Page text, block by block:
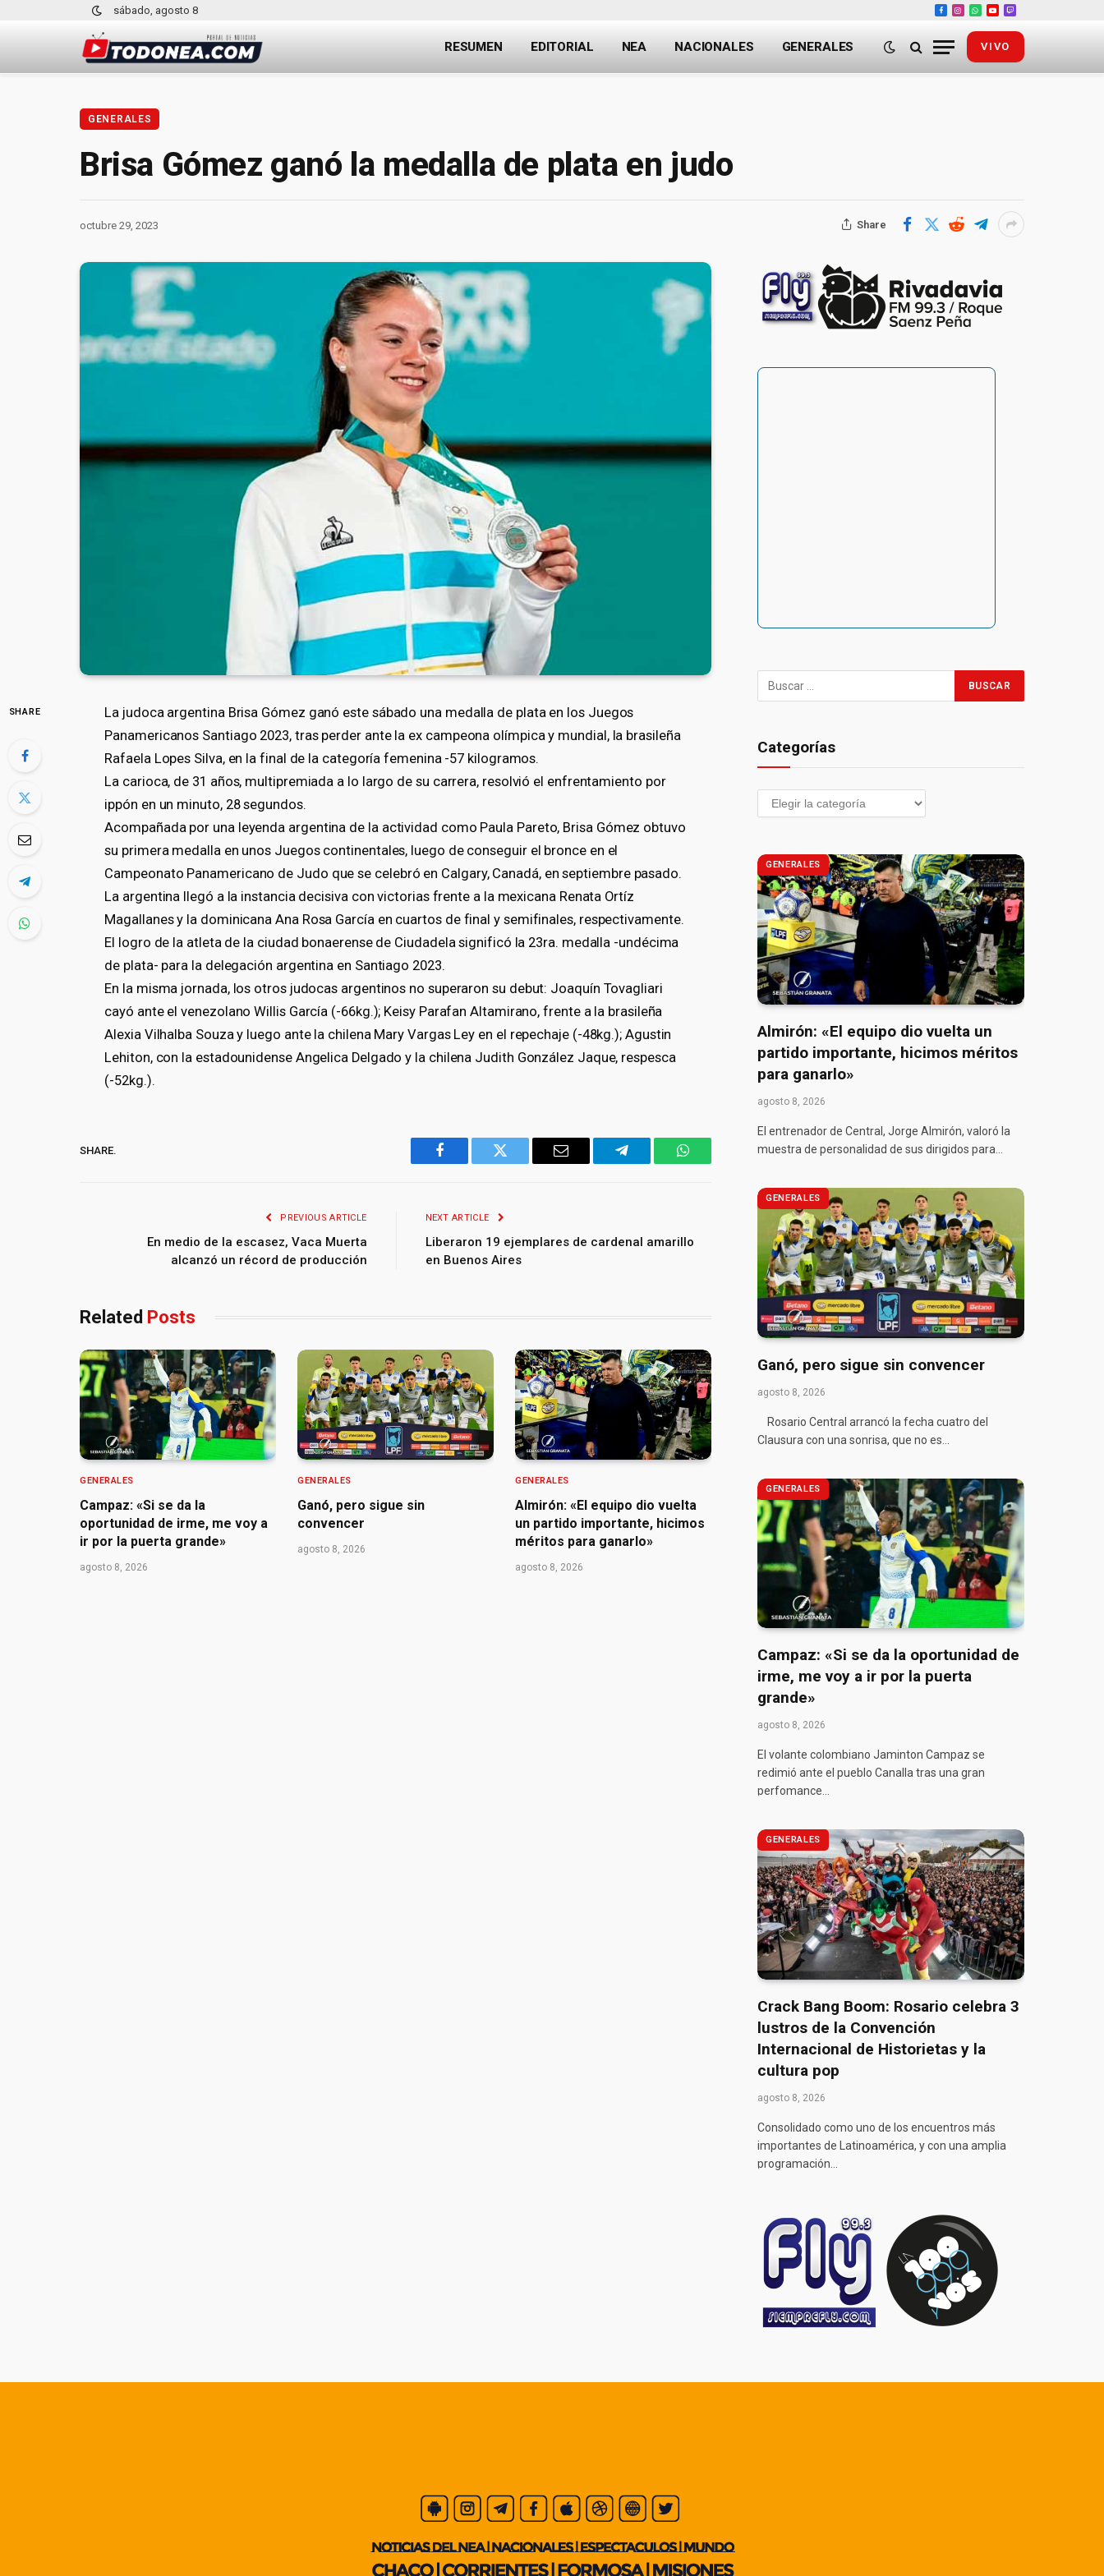
sábado, agosto 8
Facebook
Instagram
WhatsApp
YouTube
Twitch
RESUMEN EDITORIAL NEA NACIONALES GENERALES VIVO
GENERALES
Brisa Gómez ganó la medalla de plata en judo
octubre 29, 2023 Share
SHARE
La judoca argentina Brisa Gómez ganó este sábado una medalla de plata en los Juegos
Panamericanos Santiago 2023, tras perder ante la ex campeona olímpica y mundial, la brasileña
Rafaela Lopes Silva, en la final de la categoría femenina -57 kilogramos.
La carioca, de 31 años, multipremiada a lo largo de su carrera, resolvió el enfrentamiento por
ippón en un minuto, 28 segundos.
Acompañada por una leyenda argentina de la actividad como Paula Pareto, Brisa Gómez obtuvo
su primera medalla en unos Juegos continentales, luego de conseguir el bronce en el
Campeonato Panamericano de Judo que se celebró en Calgary, Canadá, en septiembre pasado.
La argentina llegó a la instancia decisiva con victorias frente a la mexicana Renata Ortíz
Magallanes y la dominicana Ana Rosa García en cuartos de final y semifinales, respectivamente.
El logro de la atleta de la ciudad bonaerense de Ciudadela significó la 23ra. medalla -undécima
de plata- para la delegación argentina en Santiago 2023.
En la misma jornada, los otros judocas argentinos no superaron su debut: Joaquín Tovagliari
cayó ante el venezolano Willis García (-66kg.); Keisy Parafan Altamirano, frente a la brasileña
Alexia Vilhalba Souza y luego ante la chilena Mary Vargas Ley en el repechaje (-48kg.); Agustin
Lehiton, con la estadounidense Angelica Delgado y la chilena Judith González Jaque, respesca
(-52kg.).
SHARE.
Facebook Twitter Email Telegram WhatsApp
PREVIOUS ARTICLE
En medio de la escasez, Vaca Muerta
alcanzó un récord de producción
NEXT ARTICLE
Liberaron 19 ejemplares de cardenal amarillo
en Buenos Aires
Related Posts
GENERALES
Campaz: «Si se da la
oportunidad de irme, me voy a
ir por la puerta grande»
agosto 8, 2026
GENERALES
Ganó, pero sigue sin
convencer
agosto 8, 2026
GENERALES
Almirón: «El equipo dio vuelta
un partido importante, hicimos
méritos para ganarlo»
agosto 8, 2026
Categorías
GENERALES
Almirón: «El equipo dio vuelta un
partido importante, hicimos méritos
para ganarlo»
agosto 8, 2026
El entrenador de Central, Jorge Almirón, valoró la
muestra de personalidad de sus dirigidos para…
GENERALES
Ganó, pero sigue sin convencer
agosto 8, 2026
Rosario Central arrancó la fecha cuatro del
Clausura con una sonrisa, que no es…
GENERALES
Campaz: «Si se da la oportunidad de
irme, me voy a ir por la puerta
grande»
agosto 8, 2026
El volante colombiano Jaminton Campaz se
redimió ante el pueblo Canalla tras una gran
perfomance…
GENERALES
Crack Bang Boom: Rosario celebra 3
lustros de la Convención
Internacional de Historietas y la
cultura pop
agosto 8, 2026
Consolidado como uno de los encuentros más
importantes de Latinoamérica, y con una amplia
programación…